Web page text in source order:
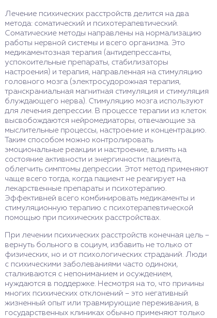
Лечение психических расстройств делится на два
метода: соматический и психотерапевтический.
Соматические методы направлены на нормализацию
работы нервной системы и всего организма. Это
медикаментозная терапия (антидепрессанты,
успокоительные препараты, стабилизаторы
настроения) и терапия, направленная на стимуляцию
головного мозга (электросудорожная терапия,
транскраниальная магнитная стимуляция и стимуляция
блуждающего нерва). Стимуляцию мозга используют
для лечения депрессии. В процессе терапии из клеток
высвобождаются нейромедиаторы, отвечающие за
мыслительные процессы, настроение и концентрацию.
Таким способом можно контролировать
эмоциональные реакции и настроение, влиять на
состояние активности и энергичности пациента,
облегчить симптомы депрессии. Этот метод применяют
чаще всего тогда, когда пациент не реагирует на
лекарственные препараты и психотерапию.
Эффективней всего комбинировать медикаменты и
стимуляционную терапию с психотерапевтической
помощью при психических расстройствах.
При лечении психических расстройств конечная цель –
вернуть больного в социум, избавить не только от
физических, но и от психологических страданий. Люди
с психическими заболеваниями часто одиноки,
сталкиваются с непониманием и осуждением,
нуждаются в поддержке. Несмотря на то, что причины
многих психических отклонений – это негативный
жизненный опыт или травмирующие переживания, в
государственных клиниках обычно применяют только